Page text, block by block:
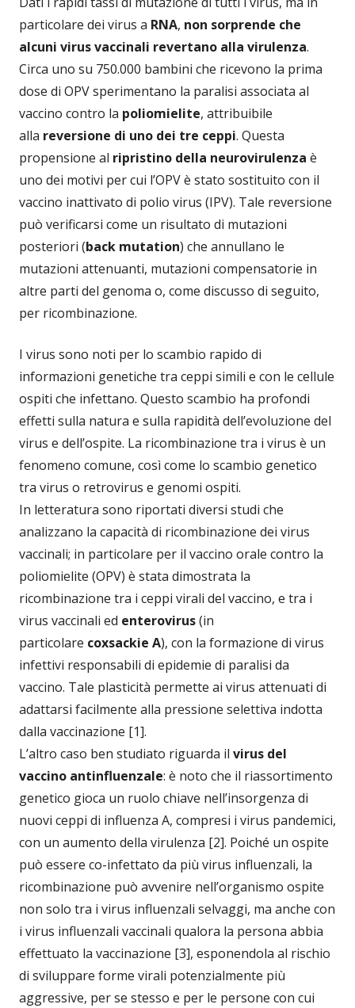
particolare dei virus a RNA, non sorprende che
alcuni virus vaccinali revertano alla virulenza.
Circa uno su 750.000 bambini che ricevono la prima
dose di OPV sperimentano la paralisi associata al
vaccino contro la poliomielite, attribuibile
alla reversione di uno dei tre ceppi. Questa
propensione al ripristino della neurovirulenza è
uno dei motivi per cui l’OPV è stato sostituito con il
vaccino inattivato di polio virus (IPV). Tale reversione
può verificarsi come un risultato di mutazioni
posteriori (back mutation) che annullano le
mutazioni attenuanti, mutazioni compensatorie in
altre parti del genoma o, come discusso di seguito,
per ricombinazione.
I virus sono noti per lo scambio rapido di
informazioni genetiche tra ceppi simili e con le cellule
ospiti che infettano. Questo scambio ha profondi
effetti sulla natura e sulla rapidità dell’evoluzione del
virus e dell’ospite. La ricombinazione tra i virus è un
fenomeno comune, così come lo scambio genetico
tra virus o retrovirus e genomi ospiti.
In letteratura sono riportati diversi studi che
analizzano la capacità di ricombinazione dei virus
vaccinali; in particolare per il vaccino orale contro la
poliomielite (OPV) è stata dimostrata la
ricombinazione tra i ceppi virali del vaccino, e tra i
virus vaccinali ed enterovirus(in
particolare coxsackie A), con la formazione di virus
infettivi responsabili di epidemie di paralisi da
vaccino. Tale plasticità permette ai virus attenuati di
adattarsi facilmente alla pressione selettiva indotta
dalla vaccinazione [1].
L’altro caso ben studiato riguarda il virus del
vaccino antinfluenzale: è noto che il riassortimento
genetico gioca un ruolo chiave nell’insorgenza di
nuovi ceppi di influenza A, compresi i virus pandemici,
con un aumento della virulenza [2]. Poiché un ospite
può essere co-infettato da più virus influenzali, la
ricombinazione può avvenire nell’organismo ospite
non solo tra i virus influenzali selvaggi, ma anche con
i virus influenzali vaccinali qualora la persona abbia
effettuato la vaccinazione [3], esponendola al rischio
di sviluppare forme virali potenzialmente più
aggressive, per se stesso e per le persone con cui